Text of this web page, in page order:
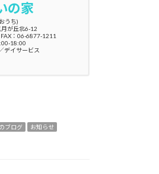
の家
うち)
が丘北6-12
：06-6877-1211
18:00
デイサービス
ブログ お知らせ